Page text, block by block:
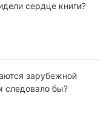
сердце книги?
зарубежной
следовало бы?